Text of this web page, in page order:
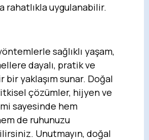
rahatlıkla uygulanabilir.
sağlıklı yaşam,
dayalı, pratik ve
bir yaklaşım sunar. Doğal
çözümler, hijyen ve
sayesinde hem
de ruhunuzu
Unutmayın, doğal